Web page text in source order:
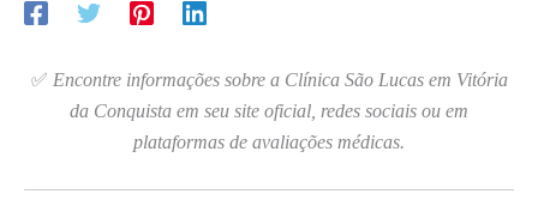
✅ Encontre informações sobre a Clínica São Lucas em Vitória
da Conquista em seu site oficial, redes sociais ou em
plataformas de avaliações médicas.